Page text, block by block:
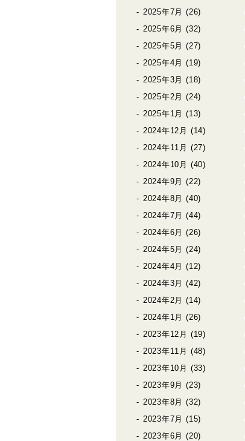
2025年7月 (26)
2025年6月 (32)
2025年5月 (27)
2025年4月 (19)
2025年3月 (18)
2025年2月 (24)
2025年1月 (13)
2024年12月 (14)
2024年11月 (27)
2024年10月 (40)
2024年9月 (22)
2024年8月 (40)
2024年7月 (44)
2024年6月 (26)
2024年5月 (24)
2024年4月 (12)
2024年3月 (42)
2024年2月 (14)
2024年1月 (26)
2023年12月 (19)
2023年11月 (48)
2023年10月 (33)
2023年9月 (23)
2023年8月 (32)
2023年7月 (15)
2023年6月 (20)